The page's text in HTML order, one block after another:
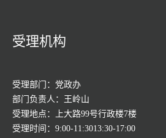
受理机构
受理部门：党政办
部门负责人：王岭山
受理地点：上大路99号行政楼7楼
受理时间：9:00-11:3013:30-17:00